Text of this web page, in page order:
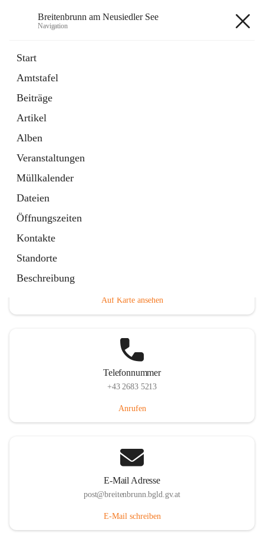
Breitenbrunn am Neusiedler See
Navigation
Start
Amtstafel
Beiträge
Artikel
Alben
Veranstaltungen
Müllkalender
Dateien
Öffnungszeiten
Kontakte
Standorte
Beschreibung
18 Schnellzugriffe
Gemeindeservice
Auf Karte ansehen
Telefonnummer
+43 2683 5213
Anrufen
E-Mail Adresse
post@breitenbrunn.bgld.gv.at
E-Mail schreiben